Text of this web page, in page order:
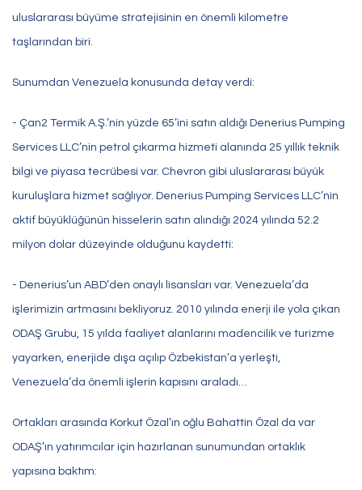
uluslararası büyüme stratejisinin en önemli kilometre
taşlarından biri.
Sunumdan Venezuela konusunda detay verdi:
- Çan2 Termik A.Ş.’nin yüzde 65’ini satın aldığı Denerius Pumping
Services LLC’nin petrol çıkarma hizmeti alanında 25 yıllık teknik
bilgi ve piyasa tecrübesi var. Chevron gibi uluslararası büyük
kuruluşlara hizmet sağlıyor. Denerius Pumping Services LLC’nin
aktif büyüklüğünün hisselerin satın alındığı 2024 yılında 52.2
milyon dolar düzeyinde olduğunu kaydetti:
- Denerius’un ABD’den onaylı lisansları var. Venezuela’da
işlerimizin artmasını bekliyoruz. 2010 yılında enerji ile yola çıkan
ODAŞ Grubu, 15 yılda faaliyet alanlarını madencilik ve turizme
yayarken, enerjide dışa açılıp Özbekistan’a yerleşti,
Venezuela’da önemli işlerin kapısını araladı…
Ortakları arasında Korkut Özal’ın oğlu Bahattin Özal da var
ODAŞ’ın yatırımcılar için hazırlanan sunumundan ortaklık
yapısına baktım: